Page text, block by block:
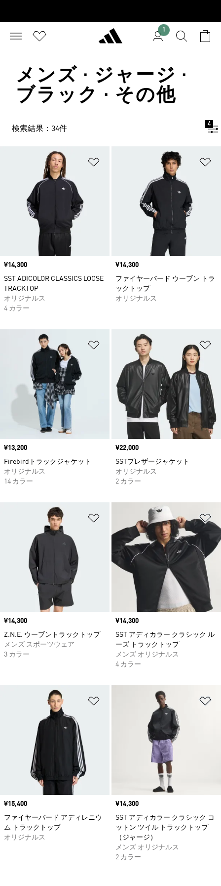
1
メンズ · ジャージ ·
ブラック · その他
検索結果：34件
4
ほしいものリストに追加
価格
¥14,300
SST ADICOLOR CLASSICS LOOSE
TRACKTOP
オリジナルス
4 カラー
価格
¥14,300
ファイヤーバード ウーブン トラ
ックトップ
オリジナルス
ほしいものリストに追加
価格
¥13,200
Firebirdトラックジャケット
オリジナルス
14 カラー
価格
¥22,000
SSTプレザージャケット
オリジナルス
2 カラー
ほしいものリストに追加
価格
¥14,300
Z.N.E. ウーブントラックトップ
メンズ スポーツウェア
3 カラー
価格
¥14,300
SST アディカラー クラシック ル
ーズ トラックトップ
メンズ オリジナルス
4 カラー
ほしいものリストに追加
価格
¥15,400
ファイヤーバード アディレニウ
ム トラックトップ
オリジナルス
価格
¥14,300
SST アディカラー クラシック コ
ットン ツイル トラックトップ
（ジャージ）
メンズ オリジナルス
2 カラー